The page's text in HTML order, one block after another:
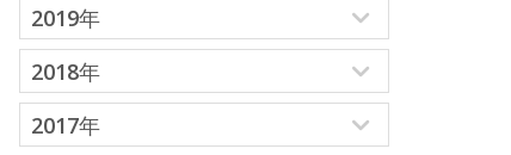
2019年
2018年
2017年